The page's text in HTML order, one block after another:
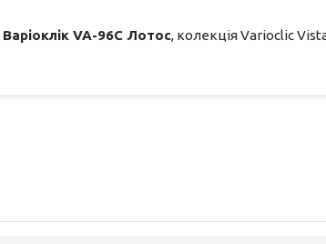
VA-96C Лотос, колекція Varioclic